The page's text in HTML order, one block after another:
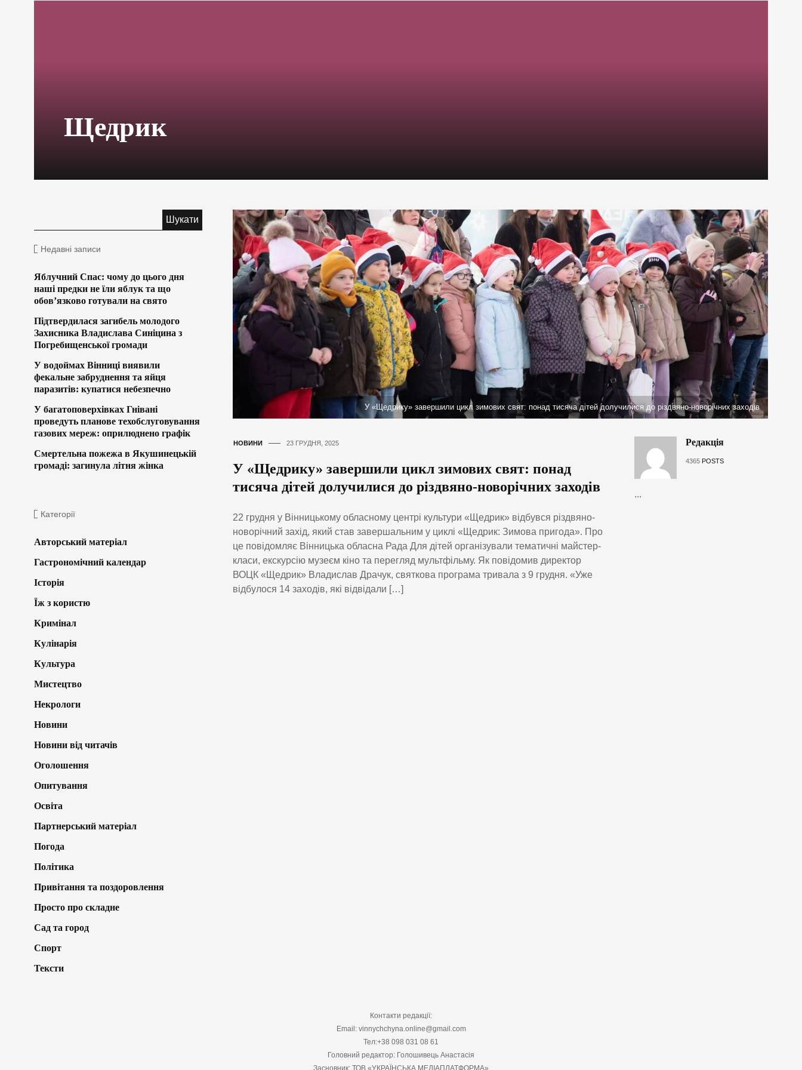
Щедрик
У «Щедрику» завершили цикл зимових свят: понад тисяча дітей долучилися до різдвяно-новорічних заходів
НОВИНИ 23 ГРУДНЯ, 2025
У «Щедрику» завершили цикл зимових свят: понад
тисяча дітей долучилися до різдвяно-новорічних заходів
22 грудня у Вінницькому обласному центрі культури «Щедрик» відбувся різдвяно-
новорічний захід, який став завершальним у циклі «Щедрик: Зимова пригода». Про
це повідомляє Вінницька обласна Рада Для дітей організували тематичні майстер-
класи, екскурсію музеєм кіно та перегляд мультфільму. Як повідомив директор
ВОЦК «Щедрик» Владислав Драчук, святкова програма тривала з 9 грудня. «Уже
відбулося 14 заходів, які відвідали […]
Редакція
4365 POSTS
...
Недавні записи
Яблучний Спас: чому до цього дня
наші предки не їли яблук та що
обов’язково готували на свято
Підтвердилася загибель молодого
Захисника Владислава Синіцина з
Погребищенської громади
У водоймах Вінниці виявили
фекальне забруднення та яйця
паразитів: купатися небезпечно
У багатоповерхівках Гнівані
проведуть планове техобслуговування
газових мереж: оприлюднено графік
Смертельна пожежа в Якушинецькій
громаді: загинула літня жінка
Категорії
Авторський матеріал
Гастрономічний календар
Історія
Їж з користю
Кримінал
Кулінарія
Культура
Мистецтво
Некрологи
Новини
Новини від читачів
Оголошення
Опитування
Освіта
Партнерський матеріал
Погода
Політика
Привітання та поздоровлення
Просто про складне
Сад та город
Спорт
Тексти
Контакти редакції:
Email: vinnychchyna.online@gmail.com
Тел:+38 098 031 08 61
Головний редактор: Голошивець Анастасія
Засновник: ТОВ «УКРАЇНСЬКА МЕДІАПЛАТФОРМА»